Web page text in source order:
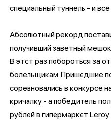
специальный туннель - и
Абсолютный рекорд
получивший заветный
В этот раз побороться за
болельщикам. Пришедшие
соревновались в конкурсе
кричалку - а победитель
рублей в гипермаркет Leroy